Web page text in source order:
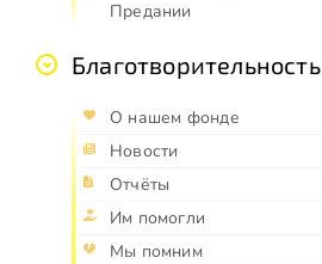
Предании
Благотворительность
О нашем фонде
Новости
Отчёты
Им помогли
Мы помним